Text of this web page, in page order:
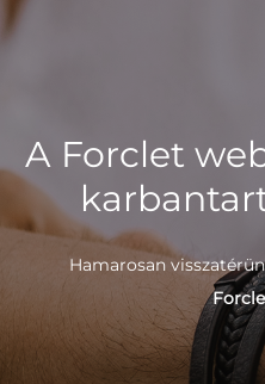
A Forclet
Hamarosan